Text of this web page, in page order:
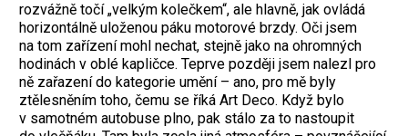
rozvážně točí „velkým kolečkem“, ale hlavně, jak ovládá
horizontálně uloženou páku motorové brzdy. Oči jsem
na tom zařízení mohl nechat, stejně jako na ohromných
hodinách v oblé kapličce. Teprve později jsem nalezl pro
ně zařazení do kategorie umění – ano, pro mě byly
ztělesněním toho, čemu se říká Art Deco. Když bylo
v samotném autobuse plno, pak stálo za to nastoupit